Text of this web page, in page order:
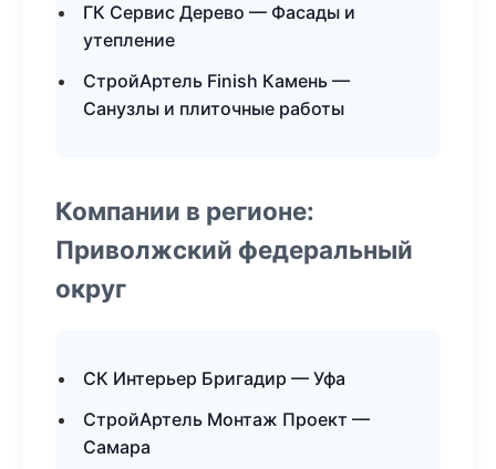
ГК Сервис Дерево — Фасады и
утепление
СтройАртель Finish Камень —
Санузлы и плиточные работы
Компании в регионе:
Приволжский федеральный
округ
СК Интерьер Бригадир — Уфа
СтройАртель Монтаж Проект —
Самара